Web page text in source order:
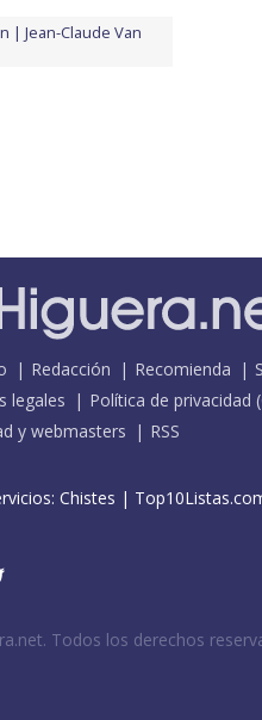
Jean-Claude Van
Redacción Recomienda
legales
Política de privacidad (
y webmasters
RSS
Chistes |
Todos los derechos